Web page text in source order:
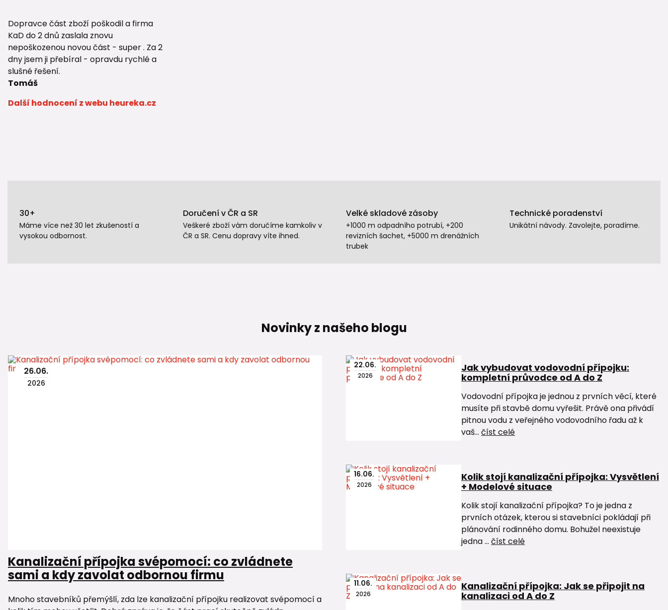
Dopravce část zboží poškodil a firma
KaD do 2 dnů zaslala znovu
nepoškozenou novou část - super . Za 2
dny jsem ji přebíral - opravdu rychlé a
slušné řešení.
Tomáš
Další hodnocení z webu heureka.cz
30+
Máme více než 30 let zkušeností a
vysokou odbornost.
Doručení v ČR a SR
Veškeré zboží vám doručíme kamkoliv v
ČR a SR. Cenu dopravy víte ihned.
Velké skladové zásoby
+1000 m odpadního potrubí, +200
revizních šachet, +5000 m drenážních
trubek
Technické poradenství
Unikátní návody. Zavolejte, poradíme.
Novinky z našeho blogu
26.06.
2026
Kanalizační přípojka svépomocí: co zvládnete
sami a kdy zavolat odbornou firmu
Mnoho stavebníků přemýšlí, zda lze kanalizační přípojku realizovat svépomocí a
22.06.
2026
Jak vybudovat vodovodní přípojku:
kompletní průvodce od A do Z
Vodovodní přípojka je jednou z prvních věcí, které
musíte při stavbě domu vyřešit. Právě ona přivádí
pitnou vodu z veřejného vodovodního řadu až k
vaš... číst celé
16.06.
2026
Kolik stojí kanalizační přípojka: Vysvětlení
+ Modelové situace
Kolik stojí kanalizační přípojka? To je jedna z
prvních otázek, kterou si stavebníci pokládají při
plánování rodinného domu. Bohužel neexistuje
jedna ... číst celé
11.06.
2026
Kanalizační přípojka: Jak se připojit na
kanalizaci od A do Z